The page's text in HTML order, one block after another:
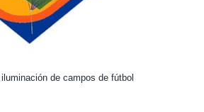
de campos de fútbol